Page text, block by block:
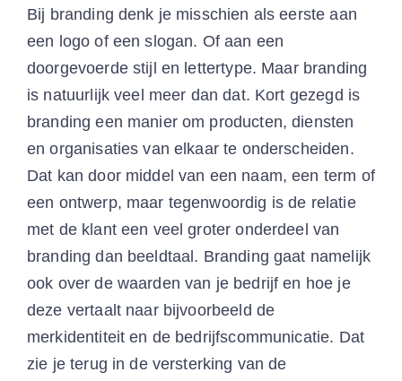
Bij branding denk je misschien als eerste aan
een logo of een slogan. Of aan een
doorgevoerde stijl en lettertype. Maar branding
is natuurlijk veel meer dan dat. Kort gezegd is
branding een manier om producten, diensten
en organisaties van elkaar te onderscheiden.
Dat kan door middel van een naam, een term of
een ontwerp, maar tegenwoordig is de relatie
met de klant een veel groter onderdeel van
branding dan beeldtaal. Branding gaat namelijk
ook over de waarden van je bedrijf en hoe je
deze vertaalt naar bijvoorbeeld de
merkidentiteit en de bedrijfscommunicatie. Dat
zie je terug in de versterking van de